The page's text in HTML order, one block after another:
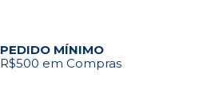
PEDIDO MÍNIMO
R$500 em Compras